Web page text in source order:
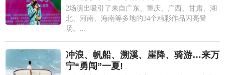
2场演出吸引了来自广东、重庆、广西、甘肃、湖
北、河南、海南等多地的34个精彩作品闪亮登
场。...
冲浪、帆船、溯溪、崖降、骑游…来万
宁“勇闯”一夏!